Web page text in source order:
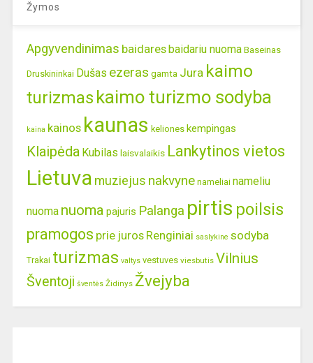
Žymos
Apgyvendinimas baidaresbaidariu nuoma Baseinas
Druskininkai Dušas ezeras gamta Jura kaimo
turizmas kaimo turizmo sodyba
kaina kainos kaunas keliones kempingas
Klaipėda Kubilas laisvalaikis Lankytinos vietos
Lietuva muziejus nakvyne nameliai nameliu
nuoma nuoma pajuris Palanga pirtis poilsis
pramogos prie juros Renginiai saslykine sodyba
Trakai turizmas valtys vestuves viesbutis Vilnius
Šventoji šventės Židinys Žvejyba